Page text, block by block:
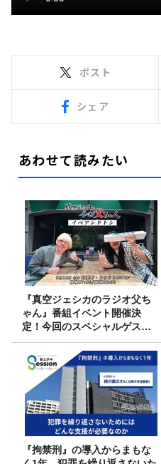
ポスト
シェア
あわせて読みたい
『真空ジェシカのラジオ父ち
ゃん』番組イベント開催決
定！今回のスペシャルゲスト
は、タカアンドトシ！
『拘禁刑』の導入からまもな